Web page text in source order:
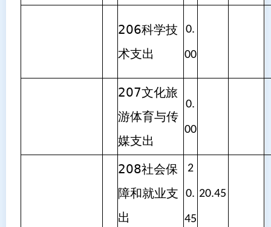
206科学技
术支出
0.
00
207文化旅
游体育与传
媒支出
0.
00
208社会保
障和就业支
出
2
0.
45
20.45